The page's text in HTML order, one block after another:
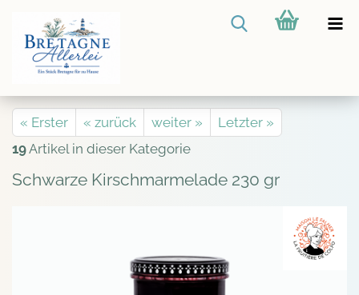
« Erster « zurück weiter »
Letzter »
19Artikel in dieser Kategorie
Schwarze Kirschmarmelade 230 gr